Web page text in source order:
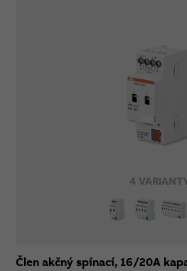
4
Člen akčný spínací, 16/20A